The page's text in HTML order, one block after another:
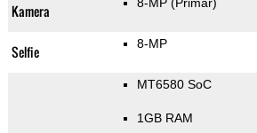
Kamera
Selfie 8-MP
MT6580 SoC
1GB RAM